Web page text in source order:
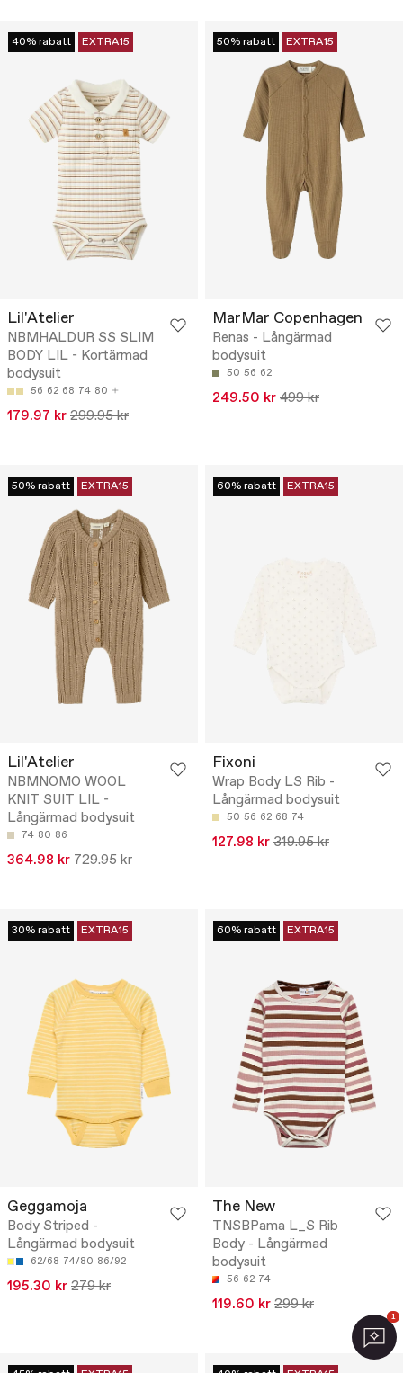
40% rabatt EXTRA15
Lil'Atelier
NBMHALDUR SS SLIM
BODY LIL - Kortärmad
bodysuit
56 62 68 74 80
179.97 kr 299.95 kr
50% rabatt EXTRA15
MarMar Copenhagen
Renas - Långärmad
bodysuit
50 56 62
249.50 kr 499 kr
50% rabatt EXTRA15
Lil'Atelier
NBMNOMO WOOL
KNIT SUIT LIL -
Långärmad bodysuit
74 80 86
364.98 kr 729.95 kr
60% rabatt EXTRA15
Fixoni
Wrap Body LS Rib -
Långärmad bodysuit
50 56 62 68 74
127.98 kr 319.95 kr
30% rabatt EXTRA15
Geggamoja
Body Striped -
Långärmad bodysuit
62/68 74/80 86/92
195.30 kr 279 kr
60% rabatt EXTRA15
The New
TNSBPama L_S Rib
Body - Långärmad
bodysuit
56 62 74
119.60 kr 299 kr
1